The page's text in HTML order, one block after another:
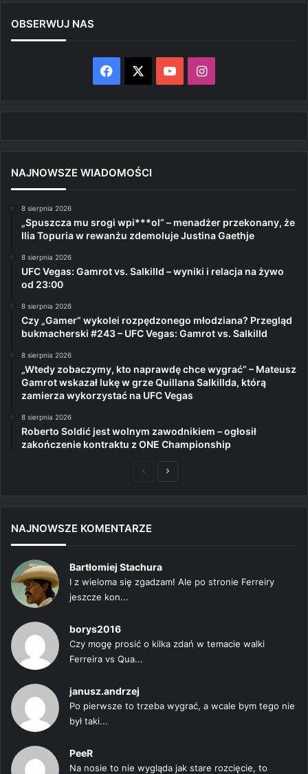
OBSERWUJ NAS
Facebook YouTubeInstagram
NAJNOWSZE WIADOMOŚCI
8 sierpnia 2026
„Spuszcza mu srogi wpi***ol” – menadżer przekonany, że
Ilia Topuria w rewanżu zdemoluje Justina Gaethje
8 sierpnia 2026
UFC Vegas: Gamrot vs. Salkilld – wyniki i relacja na żywo
od 23:00
8 sierpnia 2026
Czy „Gamer” wykolei rozpędzonego młodziana? Przegląd
bukmacherski #243 – UFC Vegas: Gamrot vs. Salkilld
8 sierpnia 2026
„Wtedy zobaczymy, kto naprawdę chce wygrać” – Mateusz
Gamrot wskazał lukę w grze Quillana Salkillda, którą
zamierza wykorzystać na UFC Vegas
8 sierpnia 2026
Roberto Soldić jest wolnym zawodnikiem – ogłosił
zakończenie kontraktu z ONE Championship
PoprzedniaNastępna
NAJNOWSZE KOMENTARZE
Bartłomiej Stachura
I z wieloma się zgadzam! Ale po stronie Ferreiry
jeszcze kon...
borys2016
Czy mogę prosić o kilka zdań w temacie walki
Ferreira vs Qua...
janusz.andrzej
Po pierwsze to trzeba wygrać, a wcale bym tego nie
był taki...
PeeR
Na nosie to nie wygląda jak stare rozcięcie, to